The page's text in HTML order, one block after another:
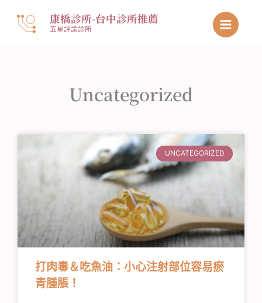
康橋診所-台中診所推薦
五星評論診所
Uncategorized
UNCATEGORIZED
打肉毒＆吃魚油：小心注射部位容易瘀
青腫脹！
頁
面
頁
面 面